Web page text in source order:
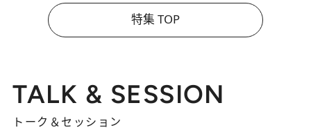
特集 TOP
TALK & SESSION
トーク＆セッション